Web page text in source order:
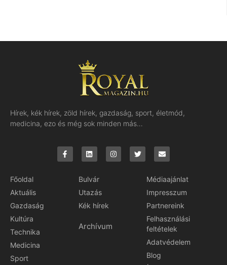
Hírek, kék hírek, zöld hírek, gazdaság, sport, életmód,
medicina, ezo és még sok minden más…
Főoldal
Aktuális
Gazdaság
Kultúra
Technika
Medicina
Sport
Bulvár
Utazás
Kék hírek
Archívum
Médiaajánlat
Impresszum
Partnereink
Felhasználási
feltételek
Adatvédelem
Blog